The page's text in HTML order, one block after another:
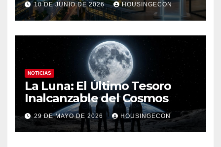
10 DE JUNIO DE 2026 HOUSINGECON
NOTICIAS
La Luna: El Último Tesoro
Inalcanzable del Cosmos
29 DE MAYO DE 2026 HOUSINGECON